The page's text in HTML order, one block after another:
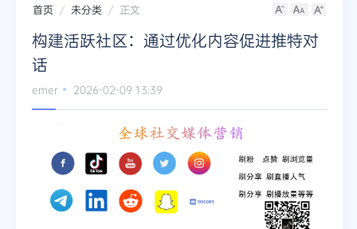
首页 未分类 正文
构建活跃社区：通过优化内容促进推特对
话
emer 2026-02-09 13:39